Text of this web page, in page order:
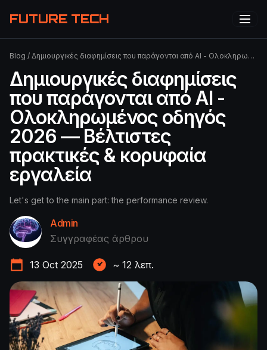
FUTURE TECH
Blog / Δημιουργικές διαφημίσεις που παράγονται από AI - Ολοκληρωμένος οδηγός 2026 — Βέλτιστες πρακτικές & κορυφαία εργαλεία
Δημιουργικές διαφημίσεις
που παράγονται από AI -
Ολοκληρωμένος οδηγός
2026 — Βέλτιστες
πρακτικές & κορυφαία
εργαλεία
Let's get to the main part: the performance review.
Admin
Συγγραφέας άρθρου
13 Oct 2025 ~ 12 λεπ.